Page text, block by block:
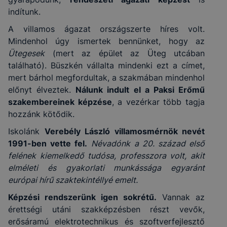
indítunk.
A villamos ágazat országszerte híres volt.
Mindenhol úgy ismertek bennünket, hogy az
Ütegesek(mert az épület az Üteg utcában
található). Büszkén vállalta mindenki ezt a címet,
mert bárhol megfordultak, a szakmában mindenhol
előnyt élveztek. Nálunk indult el a Paksi Erőmű
szakembereinek képzése, a vezérkar több tagja
hozzánk kötődik.
Iskolánk Verebély László villamosmérnök nevét
1991-ben vette fel. Névadónk a 20. század első
felének kiemelkedő tudósa, professzora volt, akit
elméleti és gyakorlati munkássága egyaránt
európai hírű szaktekintéllyé emelt.
Képzési rendszerünk igen sokrétű. Vannak az
érettségi utáni szakképzésben részt vevők,
erősáramú elektrotechnikus és szoftverfejlesztő